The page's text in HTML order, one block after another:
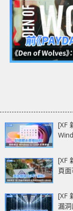
[XF
[XF
頁
[XF
漏